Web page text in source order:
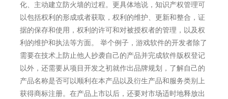
化、主动建立防火墙的过程。更具体地说，知识产权管理可
以包括权利的形成或者获取，权利的维护、更新和整合，证
据的保存和使用，权利的许可和对被授权者的管理，以及权
利的维护和执法等方面。 举个例子，游戏软件的开发者除了
需要在技术上防止他人抄袭自己的产品并完成软件版权登记
以外，还需要从项目开发之初就作出品牌规划，了解自己的
产品名称是否可以顺利在本产品以及衍生产品和服务类别上
获得商标注册。在产品上市以后，还要对市场适时地释放出